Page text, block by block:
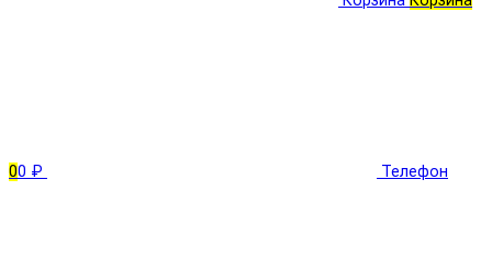
00 ₽ Телефон